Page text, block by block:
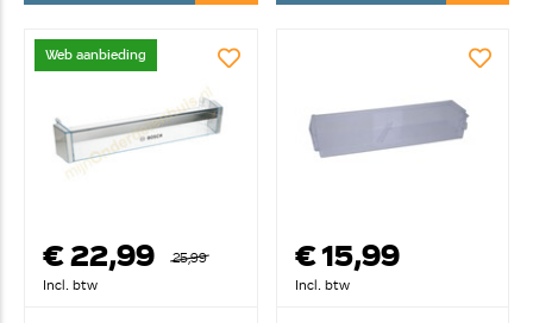
Web aanbieding
€ 22,99
25,99
Incl. btw
€ 15,99
Incl. btw